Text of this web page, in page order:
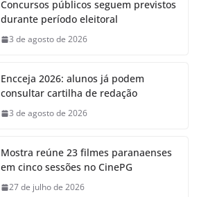
Concursos públicos seguem previstos
durante período eleitoral
3 de agosto de 2026
Encceja 2026: alunos já podem
consultar cartilha de redação
3 de agosto de 2026
Mostra reúne 23 filmes paranaenses
em cinco sessões no CinePG
27 de julho de 2026